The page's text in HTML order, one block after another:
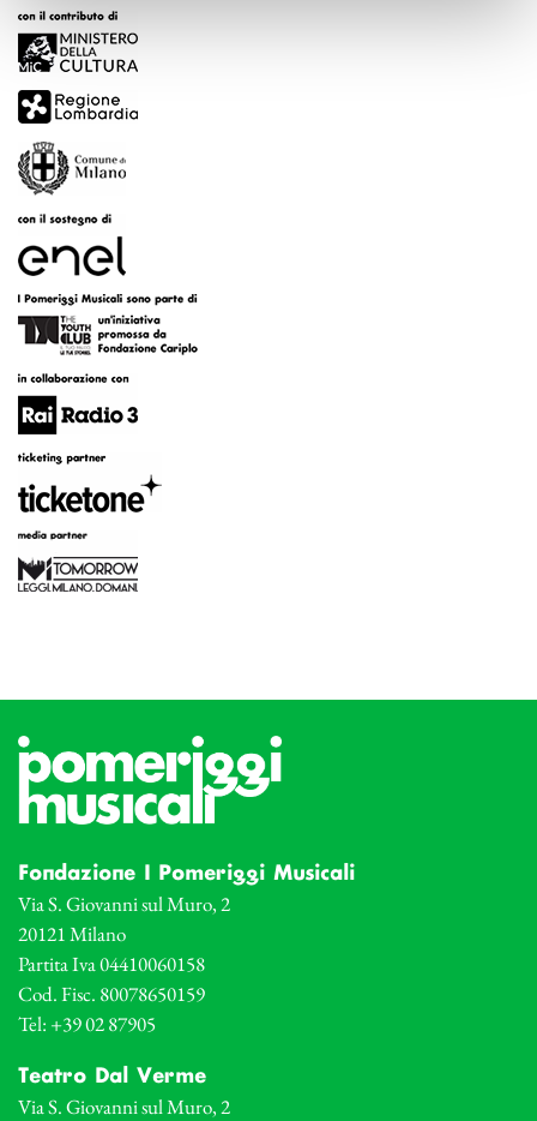
Fondazione I Pomeriggi Musicali
Via S. Giovanni sul Muro, 2
20121 Milano
Partita Iva 04410060158
Cod. Fisc. 80078650159
Tel: +39 02 87905
Teatro Dal Verme
Via S. Giovanni sul Muro, 2